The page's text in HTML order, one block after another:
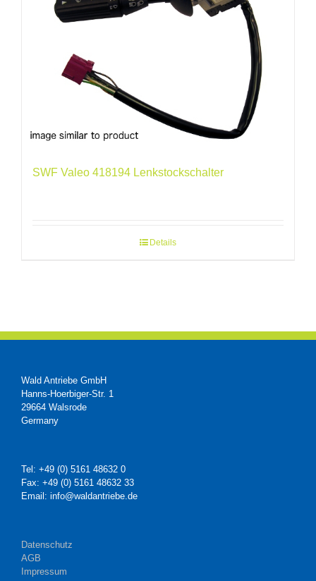
SWF Valeo 418194 Lenkstockschalter
Details
Wald Antriebe GmbH
Hanns-Hoerbiger-Str. 1
29664 Walsrode
Germany
Tel: +49 (0) 5161 48632 0
Fax: +49 (0) 5161 48632 33
Email: info@waldantriebe.de
Datenschutz
AGB
Impressum